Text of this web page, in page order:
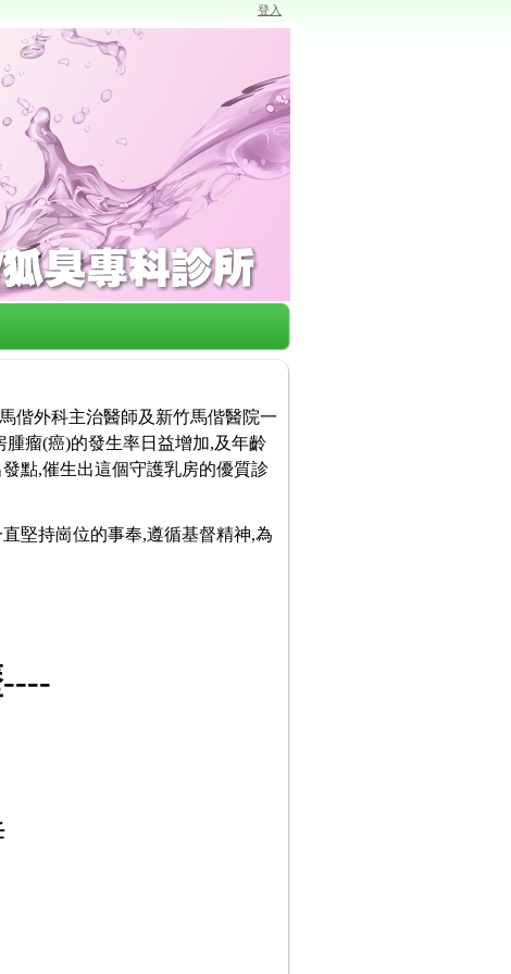
登入
偕外科主治醫師及新竹馬偕醫院一
瘤(癌)的發生率日益增加,及年齡
點,催生出這個守護乳房的優質診
堅持崗位的事奉,遵循基督精神,為